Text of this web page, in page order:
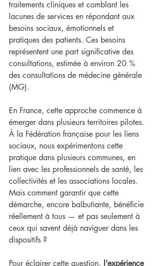
traitements cliniques et comblant les
lacunes de services en répondant aux
besoins sociaux, émotionnels et
pratiques des patients. Ces besoins
représentent une part significative des
consultations, estimée à environ 20 %
des consultations de médecine générale
(MG).
En France, cette approche commence à
émerger dans plusieurs territoires pilotes.
À la Fédération française pour les liens
sociaux, nous expérimentons cette
pratique dans plusieurs communes, en
lien avec les professionnels de santé, les
collectivités et les associations locales.
Mais comment garantir que cette
démarche, encore balbutiante, bénéficie
réellement à tous — et pas seulement à
ceux qui savent déjà naviguer dans les
dispositifs ?
Pour éclairer cette question, l’expérience